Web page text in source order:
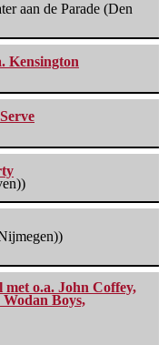
aan de Parade (Den
Kensington
o.a. John Coffey,
Boys,